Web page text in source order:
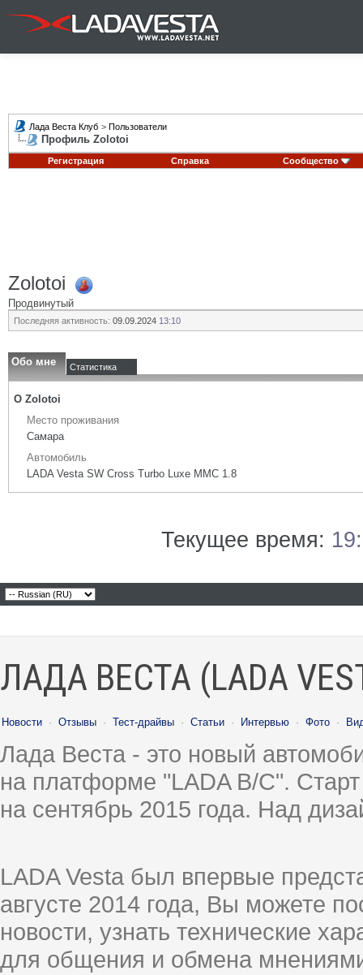
Лада Веста Клуб > Пользователи
Профиль Zolotoi
Регистрация Справка Сообщество
Zolotoi
Продвинутый
Последняя активность: 09.09.2024 13:10
Обо мне Статистика
О Zolotoi
Место проживания
Cамара
Автомобиль
LADA Vesta SW Сross Turbo Luxe MMC 1.8
Текущее время:
ЛАДА ВЕСТА (LADA
Новости · Отзывы · Тест-драйвы · Статьи · Интервью · Фото ·
Лада Веста - это новый
на платформе "LADA B/C".
на сентябрь 2015 года. Над
LADA Vesta был впервые
августе 2014 года, Вы можете
новости, узнать технические
для общения и обмена